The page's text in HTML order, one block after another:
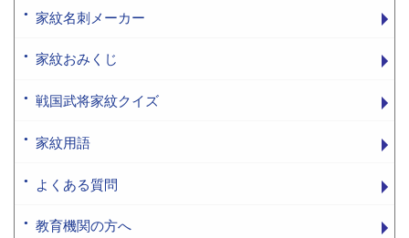
家紋名刺メーカー
家紋おみくじ
戦国武将家紋クイズ
家紋用語
よくある質問
教育機関の方へ